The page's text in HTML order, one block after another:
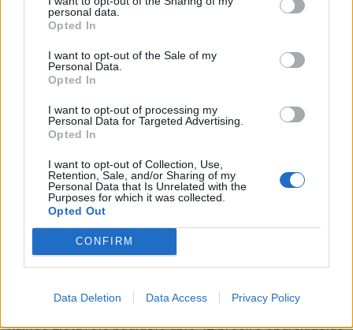
personal data.
Opted In
I want to opt-out of the Sale of my
Personal Data.
Opted In
I want to opt-out of processing my
Personal Data for Targeted Advertising.
Opted In
I want to opt-out of Collection, Use,
Retention, Sale, and/or Sharing of my
Personal Data that Is Unrelated with the
Purposes for which it was collected.
Opted Out
CONFIRM
Data Deletion Data Access Privacy Policy
L. Mociūnaitė pabrėžia, kad svarbiausias maisto
kainas lemiantis veiksnys yra žemės ūkio produkcijos
penkerius metus žemės ūkio produktų supirkimo
kainos Lietuvoje padidėjo apie 42 proc., o sparčiausias